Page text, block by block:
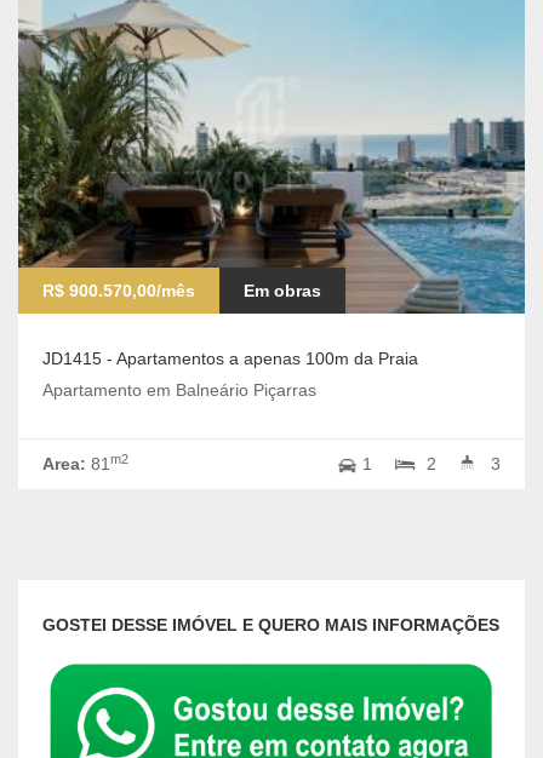
R$ 900.570,00/mês Em obras
JD1415 - Apartamentos a apenas 100m da Praia
Apartamento em Balneário Piçarras
Area: 81 m2 1 2 3
GOSTEI DESSE IMÓVEL E QUERO MAIS INFORMAÇÕES